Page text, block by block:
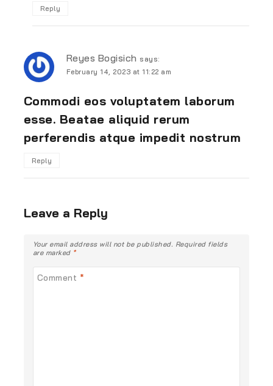
Reply
Reyes Bogisich says:
February 14, 2023 at 11:22 am
Commodi eos voluptatem laborum
esse. Beatae aliquid rerum
perferendis atque impedit nostrum
Reply
Leave a Reply
Your email address will not be published. Required fields
are marked *
Comment *